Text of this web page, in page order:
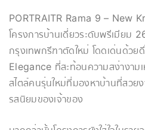
PORTRAITR Rama 9 – New
โครงการบ้านเดี่ยวระดับพรีเมียม
กรุงเทพกรีฑาตัดใหม่ โดดเด่นด้ว
Elegance ที่สะท้อนความสง่างาม
สไตล์คนรุ่นใหม่ที่มองหาบ้านที่สวย
รสนิยมของเจ้าของ